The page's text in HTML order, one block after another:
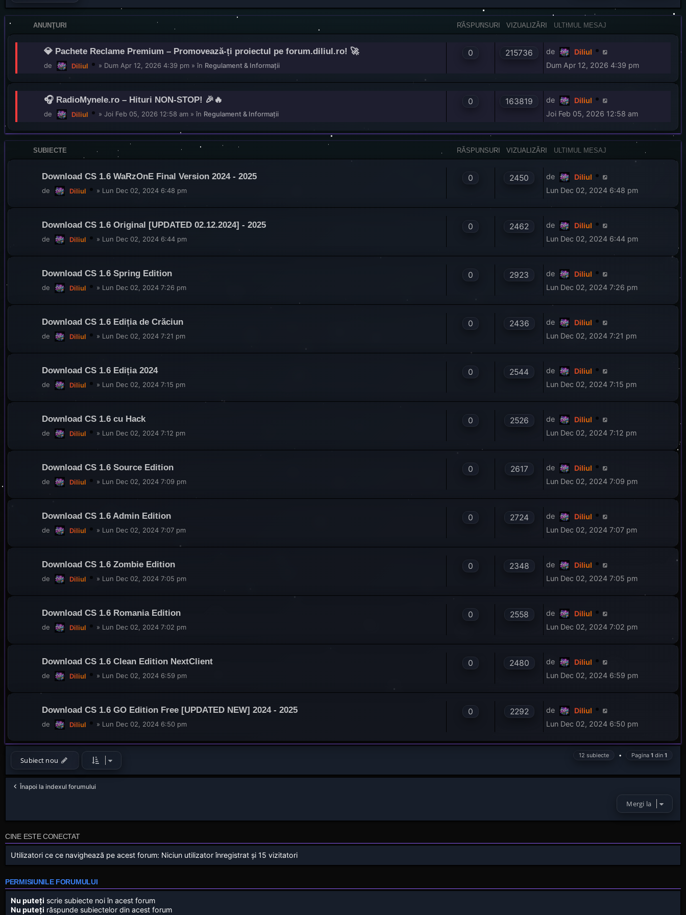
e
ANUNŢURI RĂSPUNSURI VIZUALIZĂRI ULTIMUL MESAJ
💎 Pachete Reclame Premium – Promovează-ți proiectul pe forum.diliul.ro! 🚀
de Diliul » Dum Apr 12, 2026 4:39 pm » în Regulament & Informații
0 215736 de
Diliul
Dum Apr 12, 2026 4:39 pm
🎧 RadioMynele.ro – Hituri NON-STOP! 🎉🔥
de Diliul » Joi Feb 05, 2026 12:58 am » în Regulament & Informații
0 163819 de
Diliul
Joi Feb 05, 2026 12:58 am
SUBIECTE RĂSPUNSURI VIZUALIZĂRI ULTIMUL MESAJ
Download CS 1.6 WaRzOnE Final Version 2024 - 2025
de Diliul » Lun Dec 02, 2024 6:48 pm
0 2450 de
Diliul
Lun Dec 02, 2024 6:48 pm
Download CS 1.6 Original [UPDATED 02.12.2024] - 2025
de Diliul » Lun Dec 02, 2024 6:44 pm
0 2462 de
Diliul
Lun Dec 02, 2024 6:44 pm
Download CS 1.6 Spring Edition
de Diliul » Lun Dec 02, 2024 7:26 pm
0 2923 de
Diliul
Lun Dec 02, 2024 7:26 pm
Download CS 1.6 Ediția de Crăciun
de Diliul » Lun Dec 02, 2024 7:21 pm
0 2436 de
Diliul
Lun Dec 02, 2024 7:21 pm
Download CS 1.6 Ediția 2024
de Diliul » Lun Dec 02, 2024 7:15 pm
0 2544 de
Diliul
Lun Dec 02, 2024 7:15 pm
Download CS 1.6 cu Hack
de Diliul » Lun Dec 02, 2024 7:12 pm
0 2526 de
Diliul
Lun Dec 02, 2024 7:12 pm
Download CS 1.6 Source Edition
de Diliul » Lun Dec 02, 2024 7:09 pm
0 2617 de
Diliul
Lun Dec 02, 2024 7:09 pm
Download CS 1.6 Admin Edition
de Diliul » Lun Dec 02, 2024 7:07 pm
0 2724 de
Diliul
Lun Dec 02, 2024 7:07 pm
Download CS 1.6 Zombie Edition
de Diliul » Lun Dec 02, 2024 7:05 pm
0 2348 de
Diliul
Lun Dec 02, 2024 7:05 pm
Download CS 1.6 Romania Edition
de Diliul » Lun Dec 02, 2024 7:02 pm
0 2558 de
Diliul
Lun Dec 02, 2024 7:02 pm
Download CS 1.6 Clean Edition NextClient
de Diliul » Lun Dec 02, 2024 6:59 pm
0 2480 de
Diliul
Lun Dec 02, 2024 6:59 pm
Download CS 1.6 GO Edition Free [UPDATED NEW] 2024 - 2025
de Diliul » Lun Dec 02, 2024 6:50 pm
0 2292 de
Diliul
Lun Dec 02, 2024 6:50 pm
Subiect nou
12 subiecte • Pagina 1 din 1
Înapoi la indexul forumului
Mergi la
CINE ESTE CONECTAT
Utilizatori ce ce navighează pe acest forum: Niciun utilizator înregistrat și 15 vizitatori
PERMISIUNILE FORUMULUI
Nu puteţi scrie subiecte noi în acest forum
Nu puteţi răspunde subiectelor din acest forum